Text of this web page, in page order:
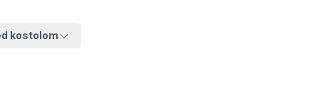
kostolom